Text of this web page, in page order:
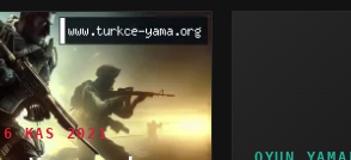
6 KAS 2021